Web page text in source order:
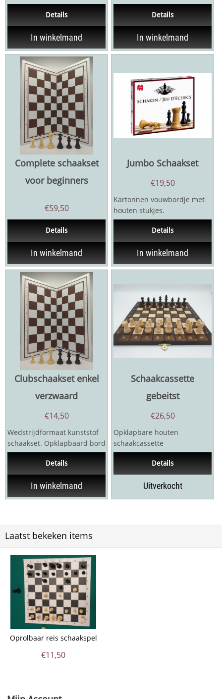
met coördinaten, veldgrootte
Details
In winkelmand
schaakstukken hebben
onderaan een pin, die in...
Details
In winkelmand
Complete schaakset
voor beginners
€59,50
Details
In winkelmand
Jumbo Schaakset
€19,50
Kartonnen vouwbordje met
houten stukjes.
Details
In winkelmand
Clubschaakset enkel
verzwaard
€14,50
Wedstrijdformaat kunststof
schaakset. Opklapbaard bord
met coördinaten, veldgrootte
Details
In winkelmand
Schaakcassette
gebeitst
€26,50
Opklapbare houten
schaakcassette
veldgrootte bord 2,5 cm
Details
Uitverkocht
Laatst bekeken items
Oprolbaar reis schaakspel
€11,50